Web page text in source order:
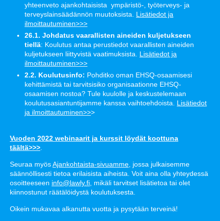
yhteenveto ajankohtaisista ympäristö-, työterveys- ja
terveyslainsäädännön muutoksista. Lisätiedot ja
ilmoittautuminen>>>
26.1. Johdatus vaarallisten aineiden kuljetukseen
tiellä: Koulutus antaa perustiedot vaarallisten aineiden
kuljetukseen liittyvistä vaatimuksista. Lisätiedot ja
ilmoittautuminen>>>
2.2. Koulutusinfo: Pohditko oman EHSQ-osaamisesi
kehittämistä tai tarvitsisiko organisaationne EHSQ-
osaamisen nostoa? Tule kuulolle ja keskustelemaan
koulutusasiantuntijamme kanssa vaihtoehdoista. Lisätiedot
ja ilmoittautuminen>>>
Vuoden 2022 webinaarit ja kurssit löydät koottuna
täältä>>>
Seuraa myösAjankohtaista-sivuamme , jossa julkaisemme
säännöllisesti tietoa erilaisista aiheista. Voit aina olla yhteydessä
osoitteeseen info@lawly.fi , mikäli tarvitset lisätietoa tai olet
kiinnostunut räätälöidystä koulutuksesta.
Oikein mukavaa alkanutta vuotta ja pysytään terveinä!